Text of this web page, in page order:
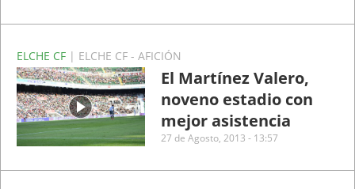
ELCHE CF | ELCHE CF - AFICIÓN
El Martínez Valero,
noveno estadio con
mejor asistencia
27 de Agosto, 2013 - 13:57